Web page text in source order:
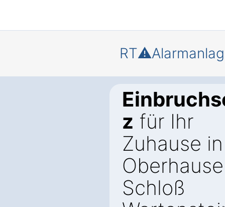
z für Ihr
Zuhause in
Schloß